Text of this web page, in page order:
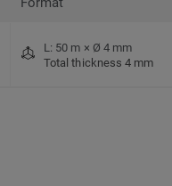
L: 50 m × Ø 4 mm
Total thickness 4 mm